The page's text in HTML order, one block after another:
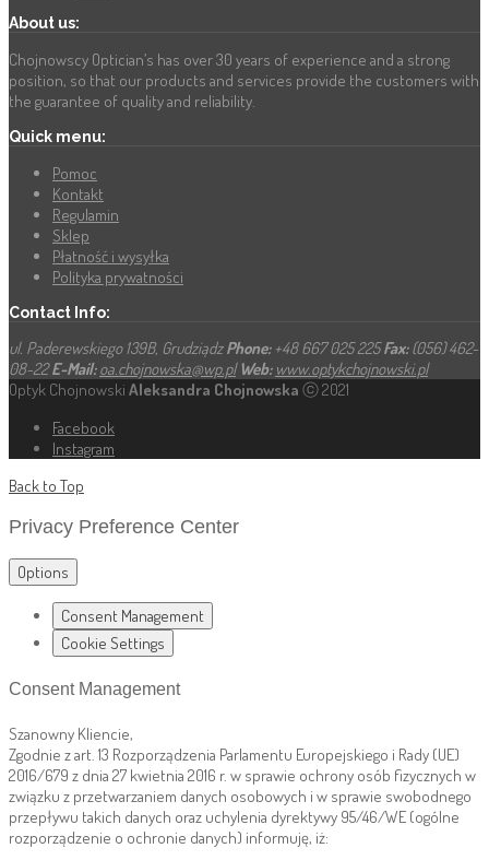
About us:
Chojnowscy Optician’s has over 30 years of experience and a strong
position, so that our products and services provide the customers with
the guarantee of quality and reliability.
Quick menu:
Pomoc
Kontakt
Regulamin
Sklep
Płatność i wysyłka
Polityka prywatności
Contact Info:
ul. Paderewskiego 139B, GrudziądzPhone:+48 667 025 225 Fax:(056) 462-
08-22E-Mail: oa.chojnowska@wp.pl Web: www.optykchojnowski.pl
Optyk Chojnowski Aleksandra Chojnowska ⓒ 2021
Facebook
Instagram
Back to Top
Privacy Preference Center
Options
Consent Management
Cookie Settings
Consent Management
Szanowny Kliencie,
Zgodnie z art. 13 Rozporządzenia Parlamentu Europejskiego i Rady (UE)
2016/679 z dnia 27 kwietnia 2016 r. w sprawie ochrony osób fizycznych w
związku z przetwarzaniem danych osobowych i w sprawie swobodnego
przepływu takich danych oraz uchylenia dyrektywy 95/46/WE (ogólne
rozporządzenie o ochronie danych) informuję, iż: